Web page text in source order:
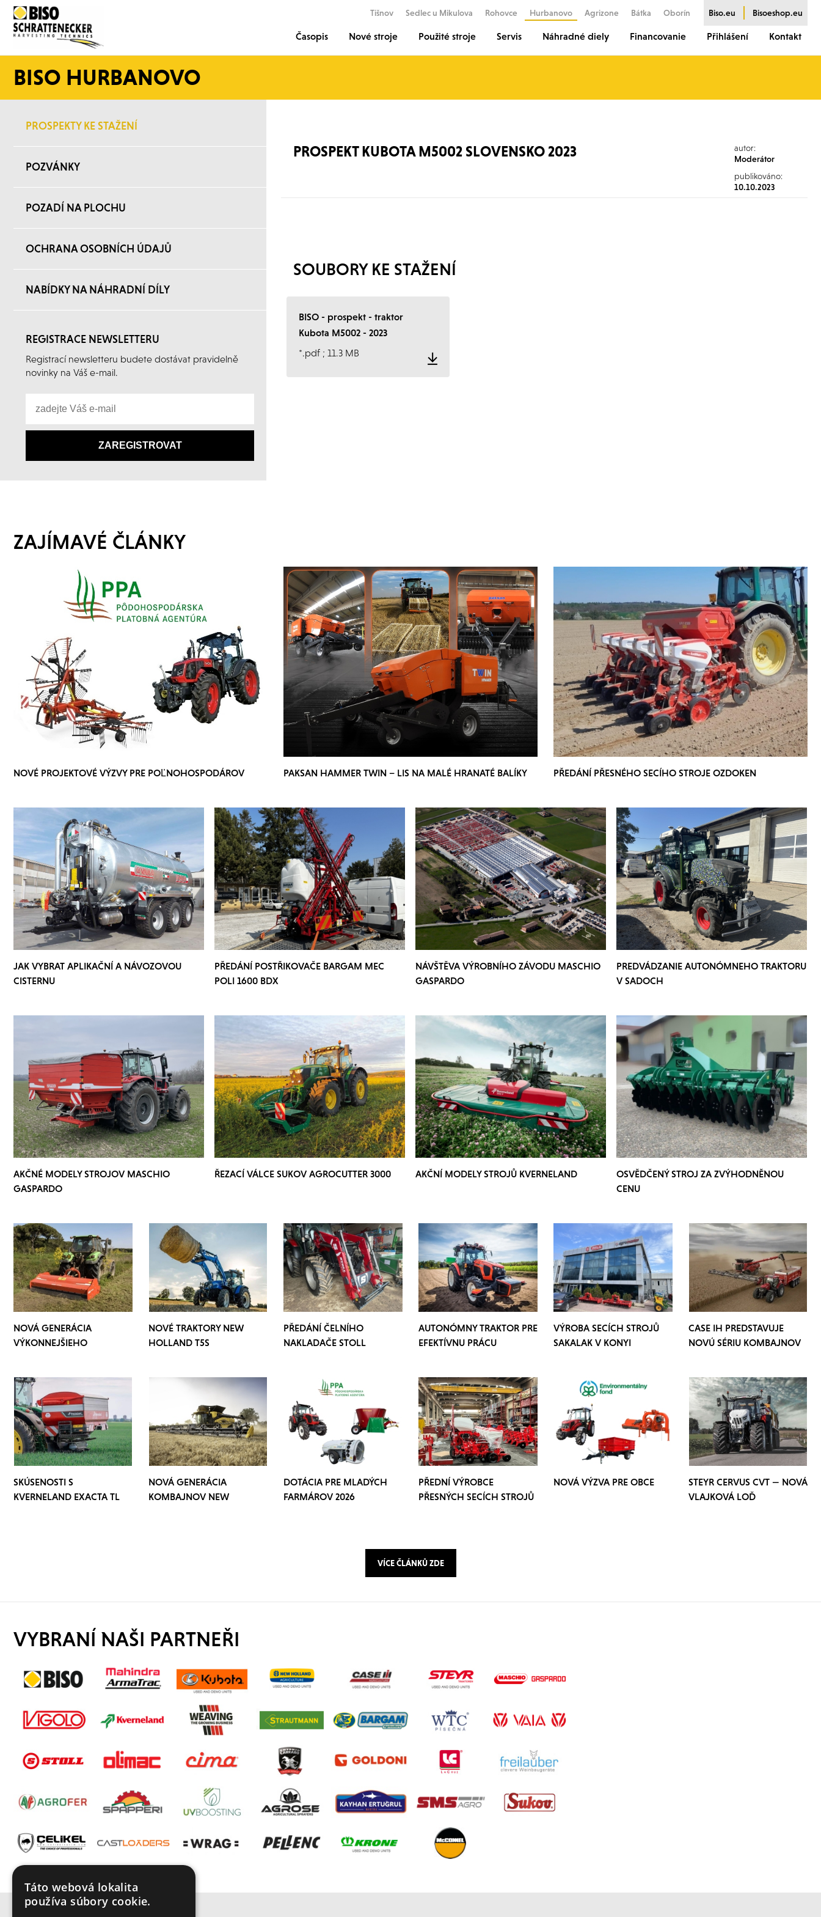
Tišnov Sedlec u Mikulova Rohovce Hurbanovo Agrizone Bátka Oborín Biso.eu Bisoeshop.eu
Časopis Nové stroje Použité stroje Servis Náhradné diely Financovanie Přihlášení Kontakt
BISO HURBANOVO
PROSPEKTY KE STAŽENÍ
POZVÁNKY
POZADÍ NA PLOCHU
OCHRANA OSOBNÍCH ÚDAJŮ
NABÍDKY NA NÁHRADNÍ DÍLY
REGISTRACE NEWSLETTERU
Registrací newsletteru budete dostávat pravidelně
novinky na Váš e-mail.
PROSPEKT KUBOTA M5002 SLOVENSKO 2023
autor:
Moderátor
publikováno:
10.10.2023
SOUBORY KE STAŽENÍ
BISO - prospekt - traktor
Kubota M5002 - 2023
*.pdf ; 11.3 MB
ZAJÍMAVÉ ČLÁNKY
NOVÉ PROJEKTOVÉ VÝZVY PRE POĽNOHOSPODÁROV PAKSAN HAMMER TWIN – LIS NA MALÉ HRANATÉ BALÍKY PŘEDÁNÍ PŘESNÉHO SECÍHO STROJE OZDOKEN
JAK VYBRAT APLIKAČNÍ A NÁVOZOVOU
CISTERNU
PŘEDÁNÍ POSTŘIKOVAČE BARGAM MEC
POLI 1600 BDX
NÁVŠTĚVA VÝROBNÍHO ZÁVODU MASCHIO
GASPARDO
PREDVÁDZANIE AUTONÓMNEHO TRAKTORU
V SADOCH
AKČNÉ MODELY STROJOV MASCHIO
GASPARDO
ŘEZACÍ VÁLCE SUKOV AGROCUTTER 3000 AKČNÍ MODELY STROJŮ KVERNELAND
OSVĚDČENÝ STROJ ZA ZVÝHODNĚNOU
CENU
NOVÁ GENERÁCIA
VÝKONNEJŠIEHO
NOVÉ TRAKTORY NEW
HOLLAND T5S
PŘEDÁNÍ ČELNÍHO
NAKLADAČE STOLL
AUTONÓMNY TRAKTOR PRE
EFEKTÍVNU PRÁCU
VÝROBA SECÍCH STROJŮ
SAKALAK V KONYI
CASE IH PREDSTAVUJE
NOVÚ SÉRIU KOMBAJNOV
SKÚSENOSTI S
KVERNELAND EXACTA TL
NOVÁ GENERÁCIA
KOMBAJNOV NEW
DOTÁCIA PRE MLADÝCH
FARMÁROV 2026
PŘEDNÍ VÝROBCE
PŘESNÝCH SECÍCH STROJŮ
NOVÁ VÝZVA PRE OBCE
STEYR CERVUS CVT — NOVÁ
VLAJKOVÁ LOĎ
VÍCE ČLÁNKŮ ZDE
VYBRANÍ NAŠI PARTNEŘI
Táto webová lokalita
používa súbory cookie.